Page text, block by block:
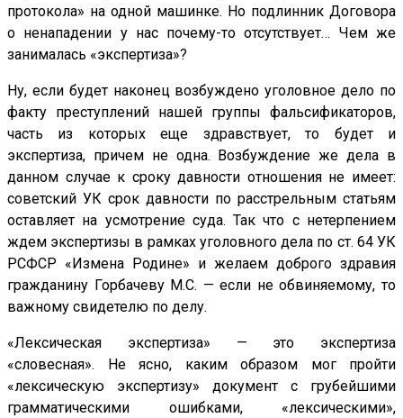
протокола» на одной машинке. Но подлинник Договора
о ненападении у нас почему-то отсутствует… Чем же
занималась «экспертиза»?
Ну, если будет наконец возбуждено уголовное дело по
факту преступлений нашей группы фальсификаторов,
часть из которых еще здравствует, то будет и
экспертиза, причем не одна. Возбуждение же дела в
данном случае к сроку давности отношения не имеет:
советский УК срок давности по расстрельным статьям
оставляет на усмотрение суда. Так что с нетерпением
ждем экспертизы в рамках уголовного дела по ст. 64 УК
РСФСР «Измена Родине» и желаем доброго здравия
гражданину Горбачеву М.С. — если не обвиняемому, то
важному свидетелю по делу.
«Лексическая экспертиза» — это экспертиза
«словесная». Не ясно, каким образом мог пройти
«лексическую экспертизу» документ с грубейшими
грамматическими ошибками, «лексическими»,